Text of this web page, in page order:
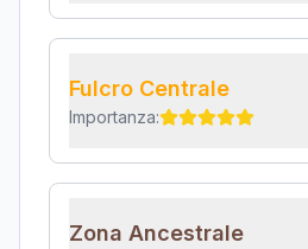
Fulcro Centrale
Importanza:
Zona Ancestrale